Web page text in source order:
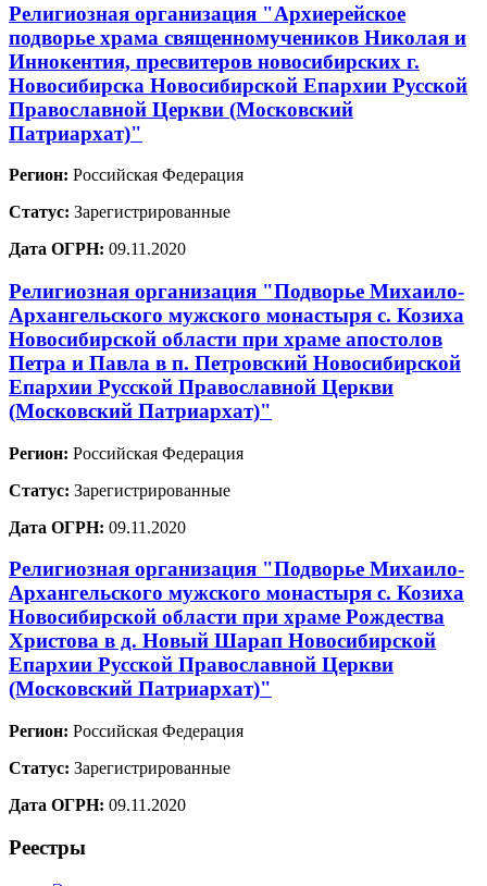
Религиозная организация "Архиерейское
подворье храма священномучеников Николая и
Иннокентия, пресвитеров новосибирских г.
Новосибирска Новосибирской Епархии Русской
Православной Церкви (Московский
Патриархат)"
Регион: Российская Федерация
Статус: Зарегистрированные
Дата ОГРН: 09.11.2020
Религиозная организация "Подворье Михаило-
Архангельского мужского монастыря с. Козиха
Новосибирской области при храме апостолов
Петра и Павла в п. Петровский Новосибирской
Епархии Русской Православной Церкви
(Московский Патриархат)"
Регион: Российская Федерация
Статус: Зарегистрированные
Дата ОГРН: 09.11.2020
Религиозная организация "Подворье Михаило-
Архангельского мужского монастыря с. Козиха
Новосибирской области при храме Рождества
Христова в д. Новый Шарап Новосибирской
Епархии Русской Православной Церкви
(Московский Патриархат)"
Регион: Российская Федерация
Статус: Зарегистрированные
Дата ОГРН: 09.11.2020
Реестры